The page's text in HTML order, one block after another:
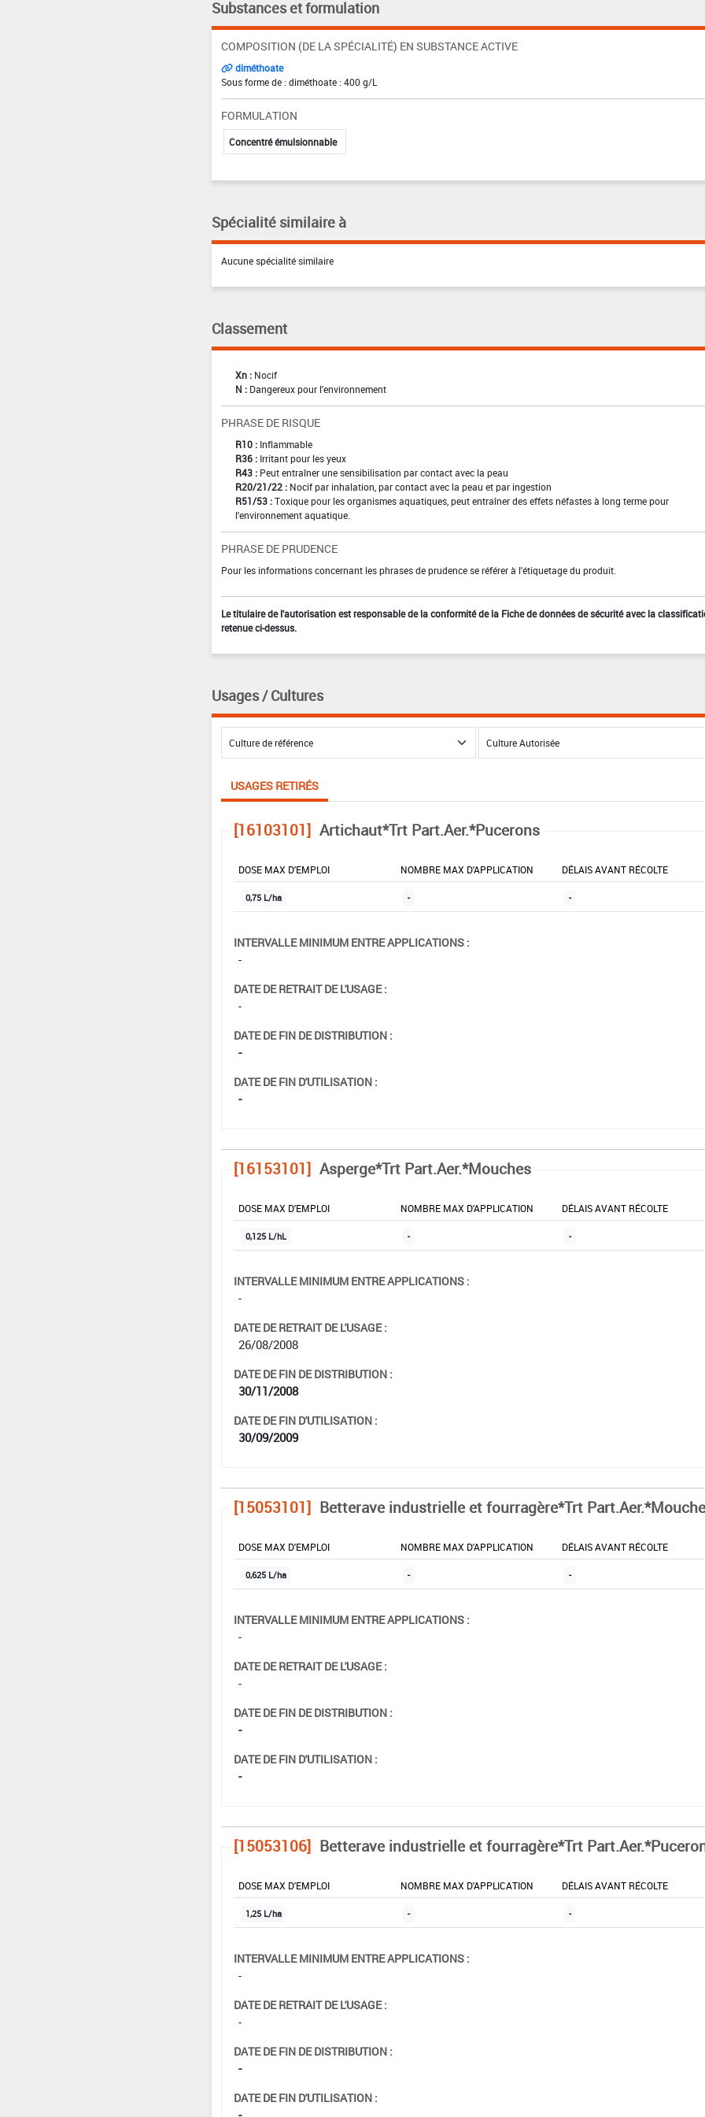
Substances et formulation
COMPOSITION (DE LA SPÉCIALITÉ) EN SUBSTANCE ACTIVE
diméthoate
Sous forme de : diméthoate : 400 g/L
FORMULATION
Concentré émulsionnable
Spécialité similaire à
Aucune spécialité similaire
Classement
Xn : Nocif
N : Dangereux pour l'environnement
PHRASE DE RISQUE
R10 : Inflammable
R36 : Irritant pour les yeux
R43 : Peut entraîner une sensibilisation par contact avec la peau
R20/21/22 : Nocif par inhalation, par contact avec la peau et par ingestion
R51/53 : Toxique pour les organismes aquatiques, peut entraîner des effets néfastes à long terme pour
l'environnement aquatique.
PHRASE DE PRUDENCE
Pour les informations concernant les phrases de prudence se référer à l'étiquetage du produit.
Le titulaire de l'autorisation est responsable de la conformité de la Fiche de données de sécurité avec la
retenue ci-dessus.
Usages / Cultures
USAGES RETIRÉS
[16103101] Artichaut*Trt Part.Aer.*Pucerons
DOSE MAX D'EMPLOI NOMBRE MAX D'APPLICATION DÉLAIS AVANT RÉCOLTE
0,75 L/ha - -
INTERVALLE MINIMUM ENTRE APPLICATIONS :
-
DATE DE RETRAIT DE L'USAGE :
-
DATE DE FIN DE DISTRIBUTION :
-
DATE DE FIN D'UTILISATION :
-
[16153101] Asperge*Trt Part.Aer.*Mouches
DOSE MAX D'EMPLOI NOMBRE MAX D'APPLICATION DÉLAIS AVANT RÉCOLTE
0,125 L/hL - -
INTERVALLE MINIMUM ENTRE APPLICATIONS :
-
DATE DE RETRAIT DE L'USAGE :
26/08/2008
DATE DE FIN DE DISTRIBUTION :
30/11/2008
DATE DE FIN D'UTILISATION :
30/09/2009
[15053101] Betterave industrielle et fourragère*Trt
DOSE MAX D'EMPLOI NOMBRE MAX D'APPLICATION DÉLAIS AVANT RÉCOLTE
0,625 L/ha - -
INTERVALLE MINIMUM ENTRE APPLICATIONS :
-
DATE DE RETRAIT DE L'USAGE :
-
DATE DE FIN DE DISTRIBUTION :
-
DATE DE FIN D'UTILISATION :
-
[15053106] Betterave industrielle et fourragère*Trt
DOSE MAX D'EMPLOI NOMBRE MAX D'APPLICATION DÉLAIS AVANT RÉCOLTE
1,25 L/ha - -
INTERVALLE MINIMUM ENTRE APPLICATIONS :
-
DATE DE RETRAIT DE L'USAGE :
-
DATE DE FIN DE DISTRIBUTION :
-
DATE DE FIN D'UTILISATION :